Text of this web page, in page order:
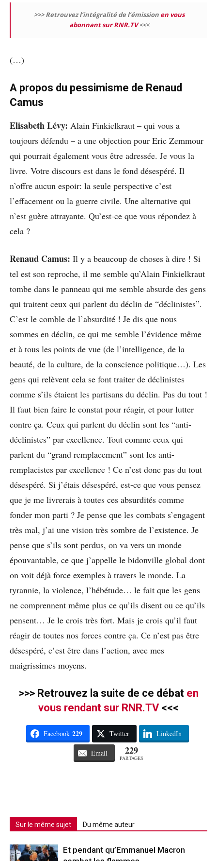
>>> Retrouvez l’intégralité de l’émission en vous
abonnant sur RNR.TV<<<
(…)
A propos du pessimisme de Renaud
Camus
Elisabeth Lévy: Alain Finkielkraut – qui vous a
toujours défendu – a une objection pour Eric Zemmour
qui pourrait également vous être adressée. Je vous la
livre. Votre discours est dans le fond désespéré. Il
n’offre aucun espoir: la seule perspective c’est
l’effacement ou la guerre civile. Une alternative qui
n’est guère attrayante. Qu’est-ce que vous répondez à
cela ?
Renaud Camus: Il y a beaucoup de choses à dire ! Si
tel est son reproche, il me semble qu’Alain Finkielkraut
tombe dans le panneau qui me semble absurde des gens
qui traitent ceux qui parlent du déclin de “déclinistes”.
C’est le comble de l’absurdité ! Je dis que nous
sommes en déclin, ce qui me semble l’évidence même
et à tous les points de vue (de l’intelligence, de la
beauté, de la culture, de la conscience politique…). Les
gens qui relèvent cela se font traiter de déclinistes
comme s’ils étaient les partisans du déclin. Pas du tout !
Il faut bien faire le constat pour réagir, et pour lutter
contre ça. Ceux qui parlent du déclin sont les “anti-
déclinistes” par excellence. Tout comme ceux qui
parlent du “grand remplacement” sont les anti-
remplacistes par excellence ! Ce n’est donc pas du tout
désespéré. Si j’étais désespéré, est-ce que vous pensez
que je me livrerais à toutes ces absurdités comme
fonder mon parti ? Je pense que les combats s’engagent
très mal, j’ai une vision très sombre de l’existence. Je
pense que s’ils sont perdus, on va vers un monde
épouvantable, ce que j’appelle le bidonville global dont
on voit déjà force exemples à travers le monde. La
tyrannie, la violence, l’hébétude… le fait que les gens
ne comprennent même plus ce qu’ils disent ou ce qu’ils
pensent… Je le crois très fort. Mais je crois qu’il faut
réagir de toutes nos forces contre ça. Ce n’est pas être
désespéré, c’est être dans l’action, avec mes
maigrissimes moyens.
>>> Retrouvez la suite de ce débat en
vous rendant sur RNR.TV<<<
Facebook 229 Twitter LinkedIn
Email 229
PARTAGES
Sur le même sujet Du même auteur
Et pendant qu’Emmanuel Macron